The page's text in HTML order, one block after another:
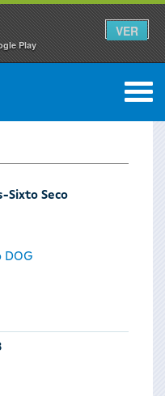
Play
VER
0
Sixto Seco
DOG